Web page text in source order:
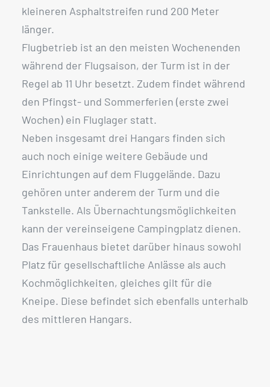
kleineren Asphaltstreifen rund 200 Meter
länger.
Flugbetrieb ist an den meisten Wochenenden
während der Flugsaison, der Turm ist in der
Regel ab 11 Uhr besetzt. Zudem findet während
den Pfingst- und Sommerferien (erste zwei
Wochen) ein Fluglager statt.
Neben insgesamt drei Hangars finden sich
auch noch einige weitere Gebäude und
Einrichtungen auf dem Fluggelände. Dazu
gehören unter anderem der Turm und die
Tankstelle. Als Übernachtungsmöglichkeiten
kann der vereinseigene Campingplatz dienen.
Das Frauenhaus bietet darüber hinaus sowohl
Platz für gesellschaftliche Anlässe als auch
Kochmöglichkeiten, gleiches gilt für die
Kneipe. Diese befindet sich ebenfalls unterhalb
des mittleren Hangars.